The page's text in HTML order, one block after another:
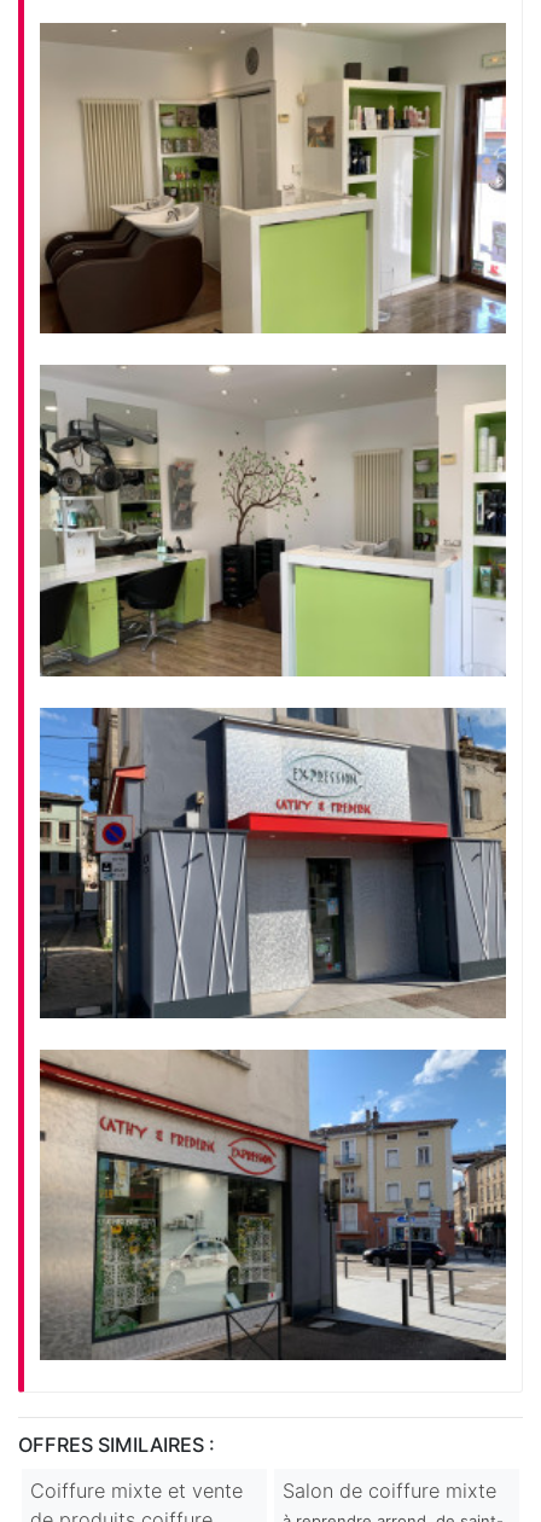
OFFRES SIMILAIRES :
Coiffure mixte et vente
Salon de coiffure mixte